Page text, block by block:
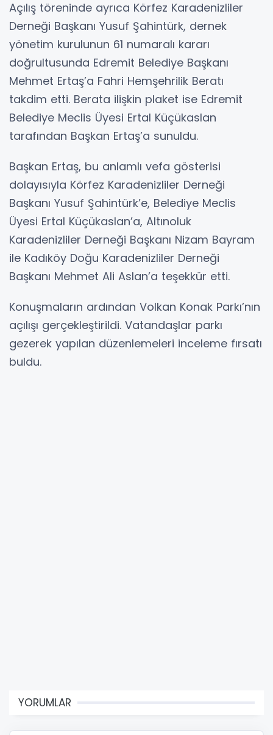
Açılış töreninde ayrıca Körfez Karadenizliler
Derneği Başkanı Yusuf Şahintürk, dernek
yönetim kurulunun 61 numaralı kararı
doğrultusunda Edremit Belediye Başkanı
Mehmet Ertaş’a Fahri Hemşehrilik Beratı
takdim etti. Berata ilişkin plaket ise Edremit
Belediye Meclis Üyesi Ertal Küçükaslan
tarafından Başkan Ertaş’a sunuldu.
Başkan Ertaş, bu anlamlı vefa gösterisi
dolayısıyla Körfez Karadenizliler Derneği
Başkanı Yusuf Şahintürk’e, Belediye Meclis
Üyesi Ertal Küçükaslan’a, Altınoluk
Karadenizliler Derneği Başkanı Nizam Bayram
ile Kadıköy Doğu Karadenizliler Derneği
Başkanı Mehmet Ali Aslan’a teşekkür etti.
Konuşmaların ardından Volkan Konak Parkı’nın
açılışı gerçekleştirildi. Vatandaşlar parkı
gezerek yapılan düzenlemeleri inceleme fırsatı
buldu.
YORUMLAR